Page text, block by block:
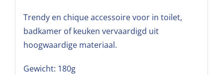
Trendy en chique accessoire voor in toilet,
badkamer of keuken vervaardigd uit
hoogwaardige materiaal.
Gewicht: 180g